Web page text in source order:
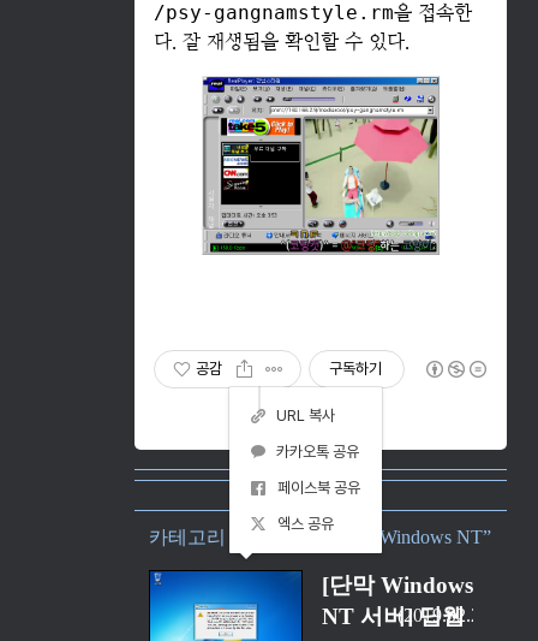
/psy-gangnamstyle.rm을 접속한
다. 잘 재생됨을 확인할 수 있다.
공감
URL 복사
카카오톡 공유
페이스북 공유
엑스 공유
구독하기
카테고리 “Operating System/Windows NT”
[단막 Windows
NT 서버] 딥웹
2019.02.26